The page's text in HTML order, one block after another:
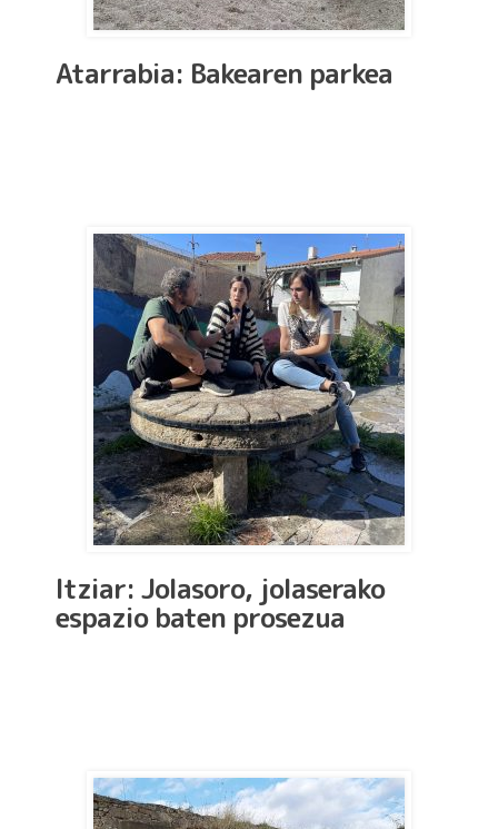
Atarrabia: Bakearen parkea
Itziar: Jolasoro, jolaserako
espazio baten prosezua